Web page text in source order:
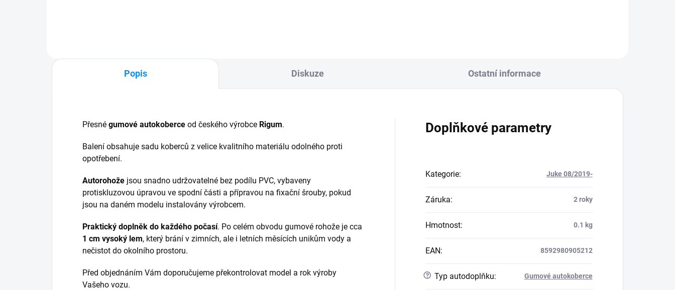
Popis Diskuze Ostatní informace
Přesné gumové autokoberce od českého výrobce Rigum.
Balení obsahuje sadu koberců z velice kvalitního materiálu odolného proti
opotřebení.
Autorohože jsou snadno udržovatelné bez podílu PVC, vybaveny
protiskluzovou úpravou ve spodní části a přípravou na fixační šrouby, pokud
jsou na daném modelu instalovány výrobcem.
Praktický doplněk do každého počasí. Po celém obvodu gumové rohože je cca
1 cm vysoký lem, který brání v zimních, ale i letních měsících unikům vody a
nečistot do okolního prostoru.
Před objednáním Vám doporučujeme překontrolovat model a rok výroby
Vašeho vozu.
Doplňkové parametry
Kategorie: Juke 08/2019-
Záruka: 2 roky
Hmotnost: 0.1 kg
EAN: 8592980905212
? Typ autodoplňku: Gumové autokoberce